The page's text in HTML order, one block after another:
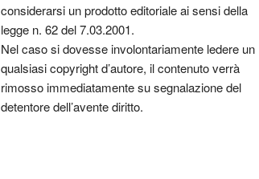
considerarsi un prodotto editoriale ai sensi della
legge n. 62 del 7.03.2001.
Nel caso si dovesse involontariamente ledere un
qualsiasi copyright d’autore, il contenuto verrà
rimosso immediatamente su segnalazione del
detentore dell’avente diritto.